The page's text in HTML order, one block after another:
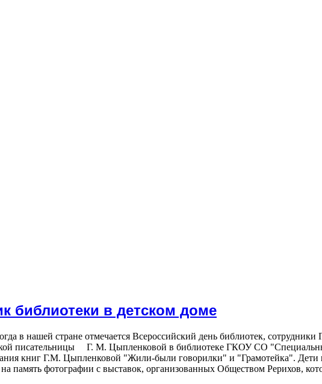
библиотеки в детском доме
в нашей стране отмечается Всероссийский день библиотек,
писательницы Г. М. Цыпленковой в библиотеке ГКОУ СО
книг Г.М. Цыпленковой "Жили-были говорилки" и "Грамотейка". Дети
фотографии с выставок, организованных Обществом Рерихов,